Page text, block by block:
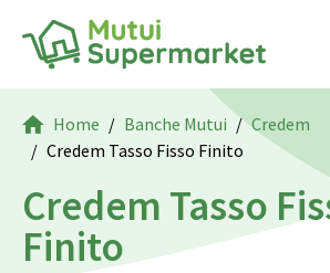
Home Banche Mutui
Credem
Credem Tasso Fisso Finito
Credem Tasso
Finito